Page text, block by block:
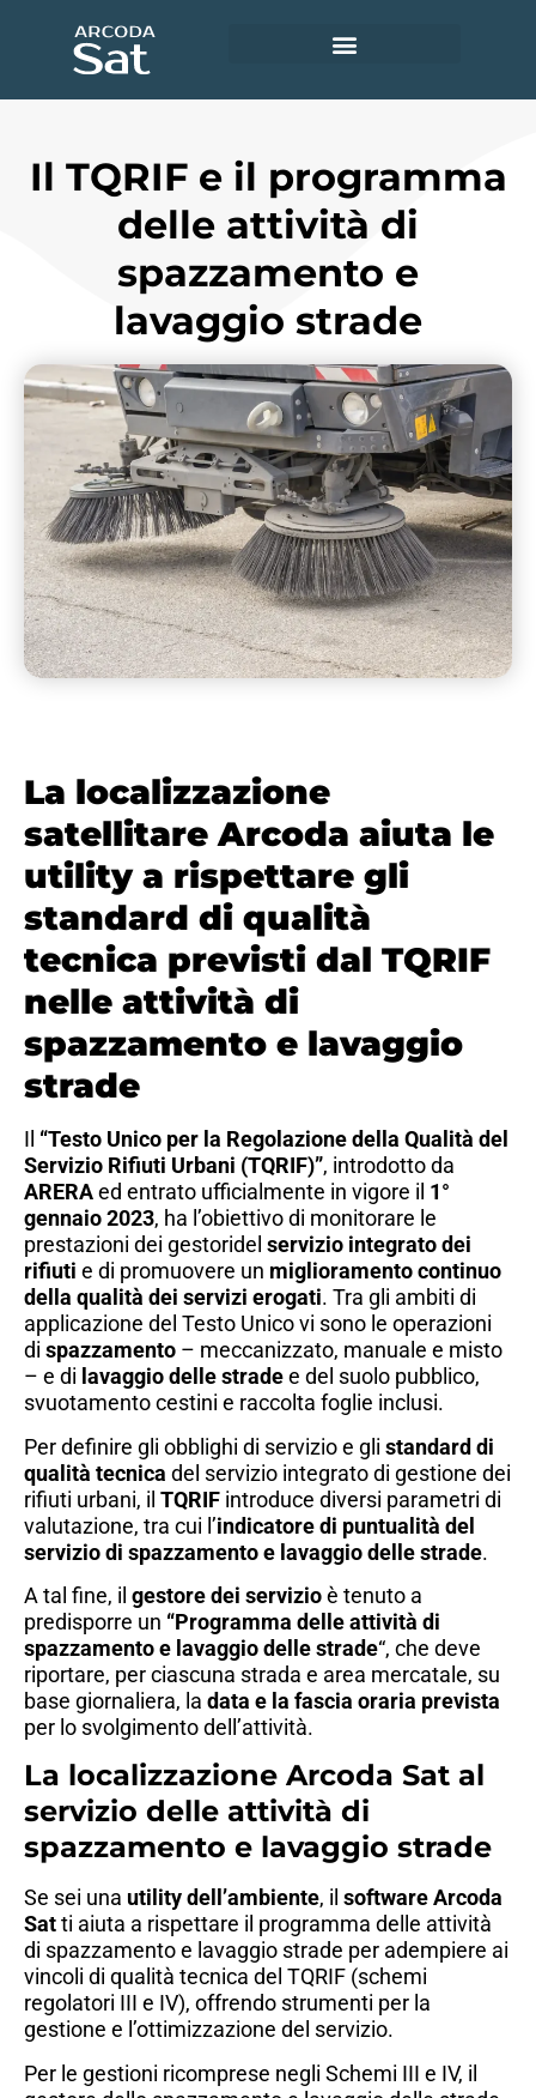
Il TQRIF e il programma
delle attività di
spazzamento e
lavaggio strade
La localizzazione
satellitare Arcoda aiuta le
utility a rispettare gli
standard di qualità
tecnica previsti dal TQRIF
nelle attività di
spazzamento e lavaggio
strade
Il “Testo Unico per la Regolazione della Qualità del
Servizio Rifiuti Urbani (TQRIF)”, introdotto da
ARERAed entrato ufficialmente in vigore il 1°
gennaio 2023, ha l’obiettivo di monitorare le
prestazioni dei gestoridel servizio integrato dei
rifiuti e di promuovere un miglioramento continuo
della qualità dei servizi erogati. Tra gli ambiti di
applicazione del Testo Unico vi sono le operazioni
di spazzamento – meccanizzato, manuale e misto
– e di lavaggio delle stradee del suolo pubblico,
svuotamento cestini e raccolta foglie inclusi.
Per definire gli obblighi di servizio e gli standard di
qualità tecnica del servizio integrato di gestione dei
rifiuti urbani, il TQRIF introduce diversi parametri di
valutazione, tra cui l’indicatore di puntualità del
servizio di spazzamento e lavaggio delle strade.
A tal fine, il gestore dei servizioè tenuto a
predisporre un “Programma delle attività di
spazzamento e lavaggio delle strade“, che deve
riportare, per ciascuna strada e area mercatale, su
base giornaliera, la data e la fascia oraria prevista
per lo svolgimento dell’attività.
La localizzazione Arcoda Sat al
servizio delle attività di
spazzamento e lavaggio strade
Se sei una utility dell’ambiente, il software Arcoda
Satti aiuta a rispettare il programma delle attività
di spazzamento e lavaggio strade per adempiere ai
vincoli di qualità tecnica del TQRIF (schemi
regolatori III e IV), offrendo strumenti per la
gestione e l’ottimizzazione del servizio.
Per le gestioni ricomprese negli Schemi III e IV, il